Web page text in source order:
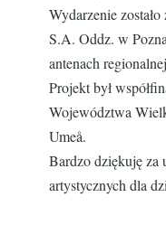
Wydarzenie
S.A. Oddz. w
antenach
Projekt był
Województwa
Umeå.
Bardzo dziękuję za
artystycznych dla